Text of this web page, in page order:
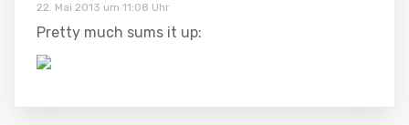
22. Mai 2013 um 11:08 Uhr
Pretty much sums it up: